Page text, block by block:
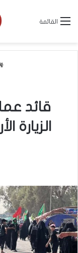
القائمة
قائد
الزيارة